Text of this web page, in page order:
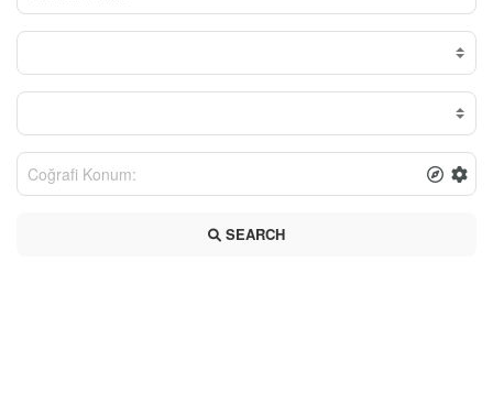
SEARCH